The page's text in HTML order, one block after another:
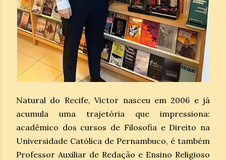
Natural do Recife, Victor nasceu em 2006 e já
acumula uma trajetória que impressiona:
acadêmico dos cursos de Filosofia e Direito na
Universidade Católica de Pernambuco, é também
Professor Auxiliar de Redação e Ensino Religioso